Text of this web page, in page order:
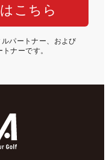
こちら
パートナー、および
ナーです。